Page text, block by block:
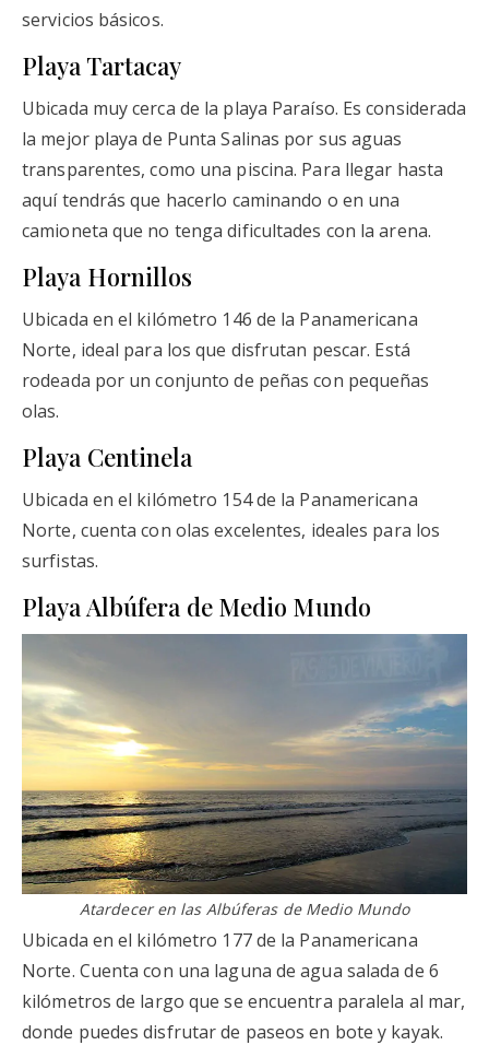
servicios básicos.
Playa Tartacay
Ubicada muy cerca de la playa Paraíso. Es considerada
la mejor playa de Punta Salinas por sus aguas
transparentes, como una piscina. Para llegar hasta
aquí tendrás que hacerlo caminando o en una
camioneta que no tenga dificultades con la arena.
Playa Hornillos
Ubicada en el kilómetro 146 de la Panamericana
Norte, ideal para los que disfrutan pescar. Está
rodeada por un conjunto de peñas con pequeñas
olas.
Playa Centinela
Ubicada en el kilómetro 154 de la Panamericana
Norte, cuenta con olas excelentes, ideales para los
surfistas.
Playa Albúfera de Medio Mundo
Atardecer en las Albúferas de Medio Mundo
Ubicada en el kilómetro 177 de la Panamericana
Norte. Cuenta con una laguna de agua salada de 6
kilómetros de largo que se encuentra paralela al mar,
donde puedes disfrutar de paseos en bote y kayak.